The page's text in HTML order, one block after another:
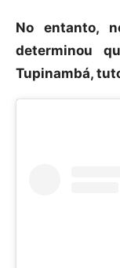
No entanto,
determinou
Tupinambá,